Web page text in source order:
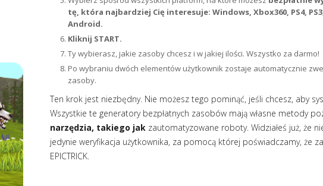
tę, która najbardziej Cię interesuje: Windows, Xbox360, PS4,
Android.
Kliknij START.
Ty wybierasz, jakie zasoby chcesz i w jakiej ilości. Wszystko za darmo!
Po wybraniu dwóch elementów użytkownik zostaje automatycznie
zasoby.
Ten krok jest niezbędny. Nie możesz tego pominąć, jeśli chcesz, aby
Wszystkie te generatory bezpłatnych zasobów mają własne metody
narzędzia, takiego jak zautomatyzowane roboty. Widziałeś już, że
jedynie weryfikacja użytkownika, za pomocą której poświadczamy, że
EPICTRICK.